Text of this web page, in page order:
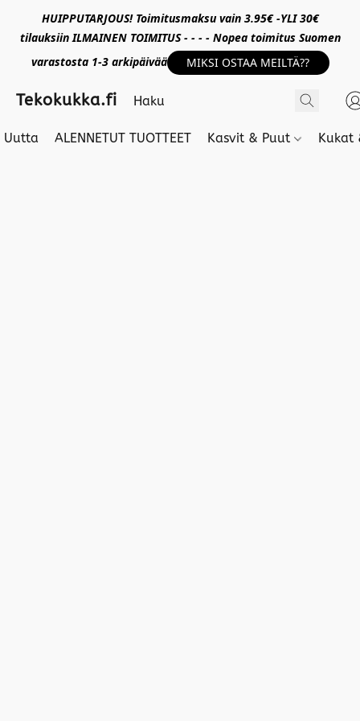
HUIPPUTARJOUS! Toimitusmaksu vain 3.95€ -YLI 30€
tilauksiin ILMAINEN TOIMITUS - - - - Nopea toimitus Suomen
varastosta 1-3 arkipäivää
MIKSI OSTAA MEILTÄ??
Tekokukka.fi
Uutta ALENNETUT TUOTTEET Kasvit & Puut Kukat